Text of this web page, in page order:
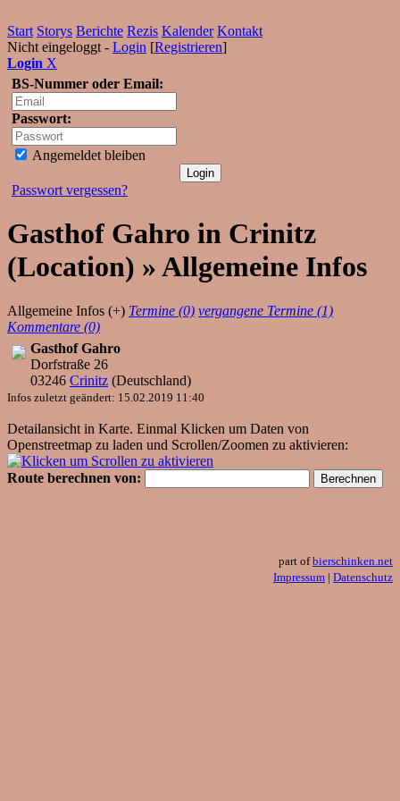
Start Storys Berichte Rezis Kalender Kontakt
Nicht eingeloggt - Login [Registrieren]
Login X
BS-Nummer oder Email:
Passwort:
Angemeldet bleiben
Passwort vergessen?
Gasthof Gahro in Crinitz
(Location) » Allgemeine Infos
Allgemeine Infos (+) Termine (0) vergangene Termine (1)
Kommentare (0)
Gasthof Gahro
Dorfstraße 26
03246 Crinitz (Deutschland)
Infos zuletzt geändert: 15.02.2019 11:40
Detailansicht in Karte. Einmal Klicken um Daten von
Openstreetmap zu laden und Scrollen/Zoomen zu aktivieren:
Route berechnen von:
part ofbierschinken.net
Impressum | Datenschutz